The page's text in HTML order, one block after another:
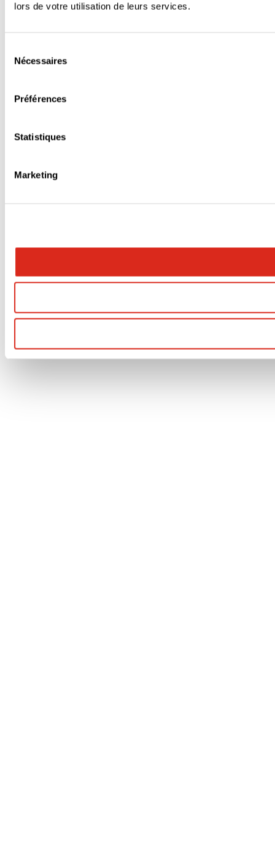
lors de votre utilisation de leurs services.
Nécessaires
Préférences
Statistiques
Marketing